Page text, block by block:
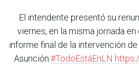
El intendente presentó su
viernes, en la misma jornada
informe final de la intervención
Asunción.#TodoEstáEnLN